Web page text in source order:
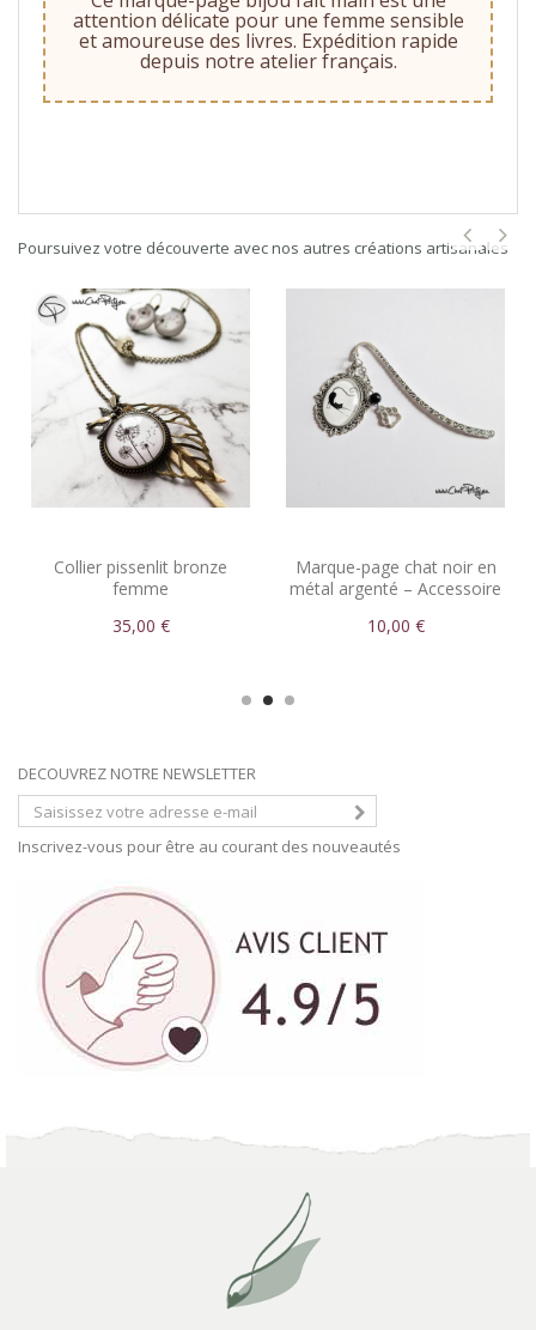
attention délicate pour une femme sensible
et amoureuse des livres. Expédition rapide
depuis notre atelier français.
Poursuivez votre découverte avec nos autres créations artisanales
Collier pissenlit bronze
femme
35,00 €
Marque-page chat noir en
métal argenté – Accessoire
10,00 €
DECOUVREZ NOTRE NEWSLETTER
Inscrivez-vous pour être au courant des nouveautés